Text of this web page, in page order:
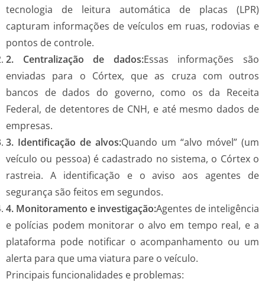
tecnologia de leitura automática de placas (LPR)
capturam informações de veículos em ruas, rodovias e
pontos de controle.
2. Centralização de dados:Essas informações são
enviadas para o Córtex, que as cruza com outros
bancos de dados do governo, como os da Receita
Federal, de detentores de CNH, e até mesmo dados de
empresas.
3. Identificação de alvos:Quando um “alvo móvel” (um
veículo ou pessoa) é cadastrado no sistema, o Córtex o
rastreia. A identificação e o aviso aos agentes de
segurança são feitos em segundos.
4. Monitoramento e investigação:Agentes de inteligência
e polícias podem monitorar o alvo em tempo real, e a
plataforma pode notificar o acompanhamento ou um
alerta para que uma viatura pare o veículo.
Principais funcionalidades e problemas: